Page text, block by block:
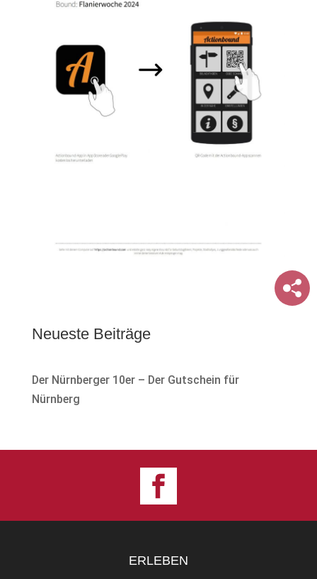
Neueste Beiträge
Der Nürnberger 10er – Der Gutschein für
Nürnberg
ERLEBEN